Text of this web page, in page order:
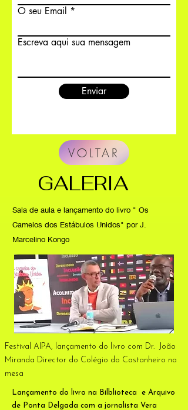
O seu Email
Escreva aqui sua mensagem
Enviar
VOLTAR
GALERIA
Sala de aula e lançamento do livro " Os
Camelos dos Estábulos Unidos" por J.
Marcelino Kongo
Festival AIPA, lançamento do livro com Dr. João
Miranda Director do Colégio do Castanheiro na
mesa
Lançamento do livro na Bilblioteca e Arquivo
de Ponta Delgada com a jornalista Vera